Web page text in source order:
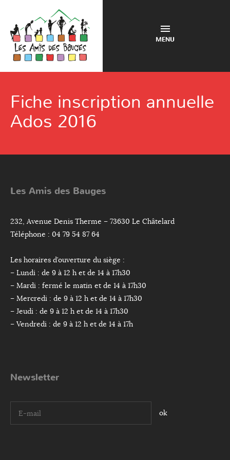
MENU
Fiche inscription annuelle
Ados 2016
Les Amis des Bauges
232, Avenue Denis Therme – 73630 Le Châtelard
Téléphone : 04 79 54 87 64
Les horaires d’ouverture du siège :
– Lundi : de 9 à 12 h et de 14 à 17h30
– Mardi : fermé le matin et de 14 à 17h30
– Mercredi : de 9 à 12 h et de 14 à 17h30
– Jeudi : de 9 à 12 h et de 14 à 17h30
– Vendredi : de 9 à 12 h et de 14 à 17h
Newsletter
I agree terms and conditions.*